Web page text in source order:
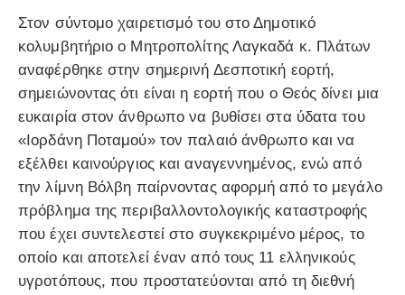
Στον σύντομο χαιρετισμό του στο Δημοτικό
κολυμβητήριο ο Μητροπολίτης Λαγκαδά κ. Πλάτων
αναφέρθηκε στην σημερινή Δεσποτική εορτή,
σημειώνοντας ότι είναι η εορτή που ο Θεός δίνει μια
ευκαιρία στον άνθρωπο να βυθίσει στα ύδατα του
«Ιορδάνη Ποταμού» τον παλαιό άνθρωπο και να
εξέλθει καινούργιος και αναγεννημένος, ενώ από
την λίμνη Βόλβη παίρνοντας αφορμή από το μεγάλο
πρόβλημα της περιβαλλοντολογικής καταστροφής
που έχει συντελεστεί στο συγκεκριμένο μέρος, το
οποίο και αποτελεί έναν από τους 11 ελληνικούς
υγροτόπους, που προστατεύονται από τη διεθνή